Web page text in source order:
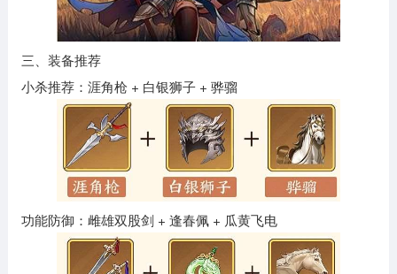
三、装备推荐
小杀推荐：涯角枪 + 白银狮子 + 骅骝
功能防御：雌雄双股剑 + 逢春佩 + 瓜黄飞电